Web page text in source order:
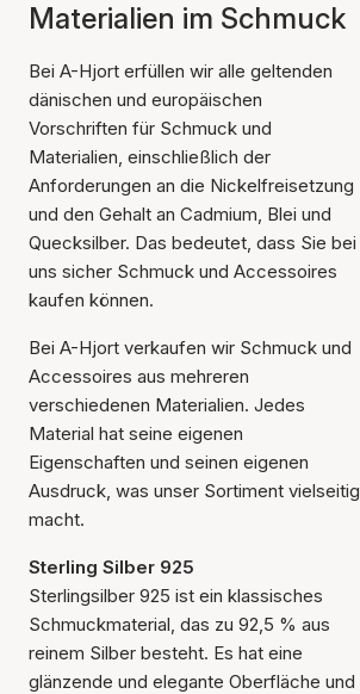
Materialien im Schmuck
Bei A-Hjort erfüllen wir alle geltenden
dänischen und europäischen
Vorschriften für Schmuck und
Materialien, einschließlich der
Anforderungen an die Nickelfreisetzung
und den Gehalt an Cadmium, Blei und
Quecksilber. Das bedeutet, dass Sie bei
uns sicher Schmuck und Accessoires
kaufen können.
Bei A-Hjort verkaufen wir Schmuck und
Accessoires aus mehreren
verschiedenen Materialien. Jedes
Material hat seine eigenen
Eigenschaften und seinen eigenen
Ausdruck, was unser Sortiment vielseitig
macht.
Sterling Silber 925
Sterlingsilber 925 ist ein klassisches
Schmuckmaterial, das zu 92,5 % aus
reinem Silber besteht. Es hat eine
glänzende und elegante Oberfläche und